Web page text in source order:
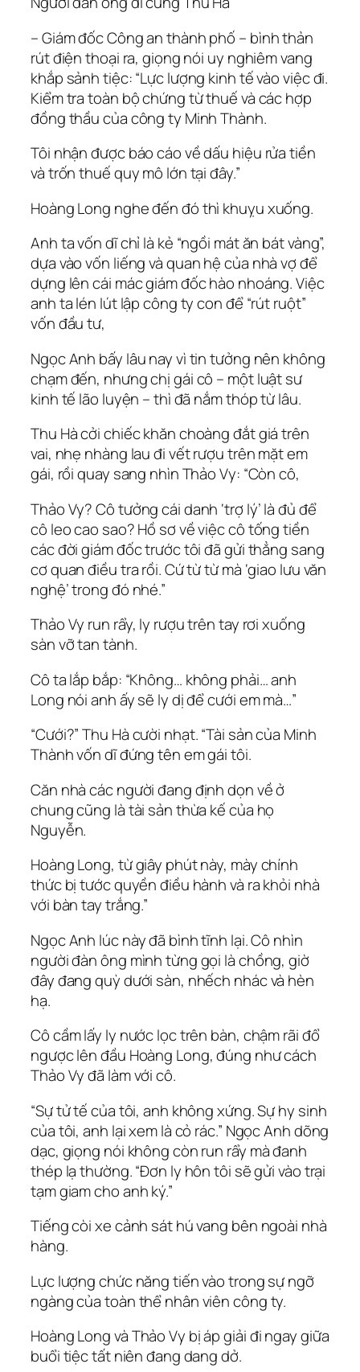
– Giám đốc Công an thành phố – bình thản
rút điện thoại ra, giọng nói uy nghiêm vang
khắp sảnh tiệc: “Lực lượng kinh tế vào việc đi.
Kiểm tra toàn bộ chứng từ thuế và các hợp
đồng thầu của công ty Minh Thành.
Tôi nhận được báo cáo về dấu hiệu rửa tiền
và trốn thuế quy mô lớn tại đây.”
Hoàng Long nghe đến đó thì khuỵu xuống.
Anh ta vốn dĩ chỉ là kẻ “ngồi mát ăn bát vàng”,
dựa vào vốn liếng và quan hệ của nhà vợ để
dựng lên cái mác giám đốc hào nhoáng. Việc
anh ta lén lút lập công ty con để “rút ruột”
vốn đầu tư,
Ngọc Anh bấy lâu nay vì tin tưởng nên không
chạm đến, nhưng chị gái cô – một luật sư
kinh tế lão luyện – thì đã nắm thóp từ lâu.
Thu Hà cởi chiếc khăn choàng đắt giá trên
vai, nhẹ nhàng lau đi vết rượu trên mặt em
gái, rồi quay sang nhìn Thảo Vy: “Còn cô,
Thảo Vy? Cô tưởng cái danh ‘trợ lý’ là đủ để
cô leo cao sao? Hồ sơ về việc cô tống tiền
các đời giám đốc trước tôi đã gửi thẳng sang
cơ quan điều tra rồi. Cứ từ từ mà ‘giao lưu văn
nghệ’ trong đó nhé.”
Thảo Vy run rẩy, ly rượu trên tay rơi xuống
sàn vỡ tan tành.
Cô ta lắp bắp: “Không… không phải… anh
Long nói anh ấy sẽ ly dị để cưới em mà…”
“Cưới?” Thu Hà cười nhạt. “Tài sản của Minh
Thành vốn dĩ đứng tên em gái tôi.
Căn nhà các người đang định dọn về ở
chung cũng là tài sản thừa kế của họ
Nguyễn.
Hoàng Long, từ giây phút này, mày chính
thức bị tước quyền điều hành và ra khỏi nhà
với bàn tay trắng.”
Ngọc Anh lúc này đã bình tĩnh lại. Cô nhìn
người đàn ông mình từng gọi là chồng, giờ
đây đang quỳ dưới sàn, nhếch nhác và hèn
hạ.
Cô cầm lấy ly nước lọc trên bàn, chậm rãi đổ
ngược lên đầu Hoàng Long, đúng như cách
Thảo Vy đã làm với cô.
“Sự tử tế của tôi, anh không xứng. Sự hy sinh
của tôi, anh lại xem là cỏ rác.” Ngọc Anh dõng
dạc, giọng nói không còn run rẩy mà đanh
thép lạ thường. “Đơn ly hôn tôi sẽ gửi vào trại
tạm giam cho anh ký.”
Tiếng còi xe cảnh sát hú vang bên ngoài nhà
hàng.
Lực lượng chức năng tiến vào trong sự ngỡ
ngàng của toàn thể nhân viên công ty.
Hoàng Long và Thảo Vy bị áp giải đi ngay giữa
buổi tiệc tất niên đang dang dở.